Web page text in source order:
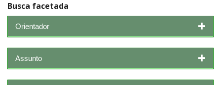
Busca facetada
Orientador
Assunto